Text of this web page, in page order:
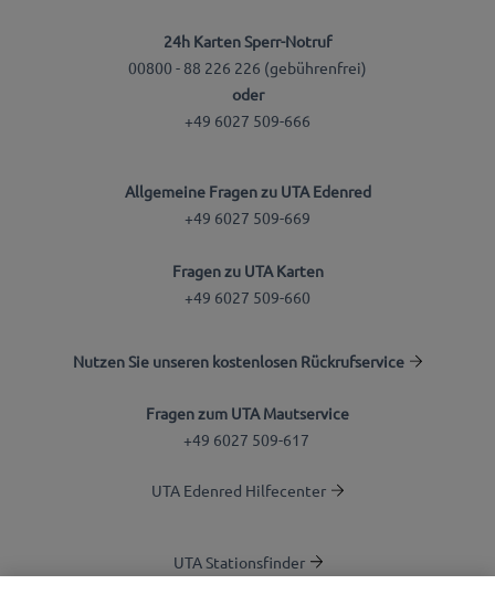
24h Karten Sperr-Notruf
00800 - 88 226 226 (gebührenfrei)
oder
+49 6027 509-666
Allgemeine Fragen zu UTA Edenred
+49 6027 509-669
Fragen zu UTA Karten
+49 6027 509-660
Nutzen Sie unseren kostenlosen Rückrufservice
Fragen zum UTA Mautservice
+49 6027 509-617
UTA Edenred Hilfecenter
UTA Stationsfinder